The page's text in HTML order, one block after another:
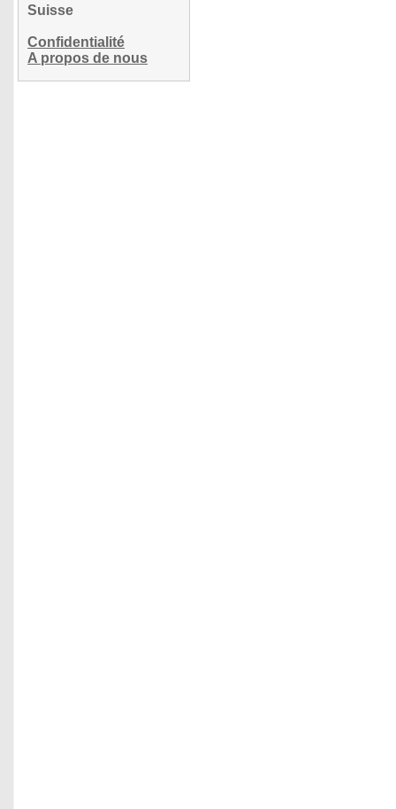
Suisse
Confidentialité
A propos de nous